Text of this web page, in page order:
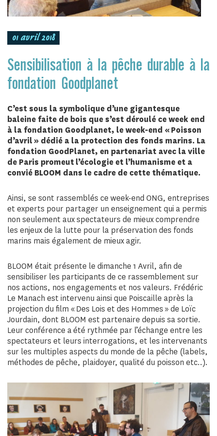
01 avril 2018
Sensibilisation à la pêche durable à la
fondation Goodplanet
C’est sous la symbolique d’une gigantesque
baleine faite de bois que s’est déroulé ce week end
à la fondation Goodplanet, le week-end « Poisson
d’avril » dédié a la protection des fonds marins. La
fondation GoodPlanet, en partenariat avec la ville
de Paris promeut l’écologie et l’humanisme et a
convié BLOOM dans le cadre de cette thématique.
Ainsi, se sont rassemblés ce week-end ONG, entreprises
et experts pour partager un enseignement qui a permis
non seulement aux spectateurs de mieux comprendre
les enjeux de la lutte pour la préservation des fonds
marins mais également de mieux agir.
BLOOM était présente le dimanche 1 Avril, afin de
sensibiliser les participants de ce rassemblement sur
nos actions, nos engagements et nos valeurs. Frédéric
Le Manach est intervenu ainsi que Poiscaille après la
projection du film « Des Lois et des Hommes » de Loïc
Jourdain, dont BLOOM est partenaire depuis sa sortie.
Leur conférence a été rythmée par l’échange entre les
spectateurs et leurs interrogations, et les intervenants
sur les multiples aspects du monde de la pêche (labels,
méthodes de pêche, plaidoyer, qualité du poisson etc..).